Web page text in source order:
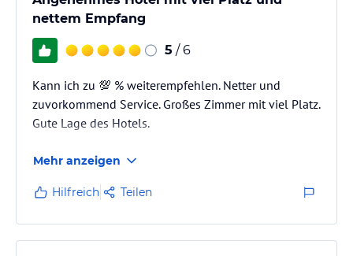
Hinweis: Verfasst von HolidayCheck mit Hilfe von KI. Alle
Angaben ohne Gewähr. Bitte lies vor der Buchung die
verbindlichenAngebotsdetailsdes jeweiligen Veranstalters.
nettem Empfang
5 / 6
Kann ich zu 💯 % weiterempfehlen. Netter und
zuvorkommend Service. Großes Zimmer mit viel Platz.
Gute Lage des Hotels.
Mehr anzeigen
Hilfreich Teilen